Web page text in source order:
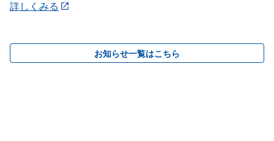
詳しくみる
お知らせ一覧はこちら